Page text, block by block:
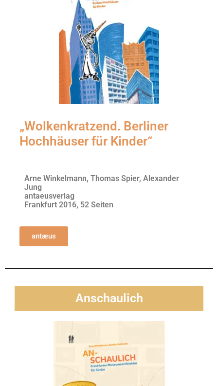
„Wolkenkratzend. Berliner
Hochhäuser für Kinder“
Arne Winkelmann, Thomas Spier, Alexander
Jung
antaeusverlag
Frankfurt 2016, 52 Seiten
antæus
Anschaulich